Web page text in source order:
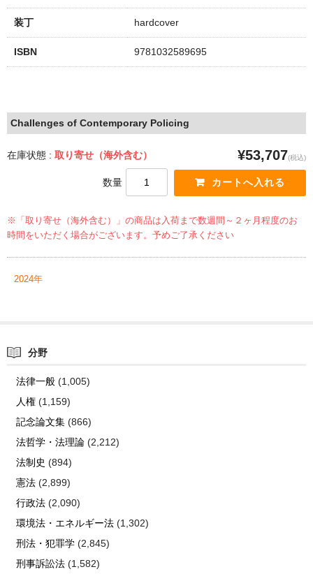
装丁 hardcover
ISBN 9781032589695
Challenges of Contemporary Policing
在庫状態 : 取り寄せ（海外含む） ¥53,707(税込)
数量
※「取り寄せ（海外含む）」の商品は入荷まで数週間～２ヶ月程度のお
時間をいただく場合がございます。予めご了承ください
2024年
分野
法律一般(1,005)
人権(1,159)
記念論文集(866)
法哲学・法理論(2,212)
法制史 (894)
憲法(2,899)
行政法(2,090)
環境法・エネルギー法(1,302)
刑法・犯罪学(2,845)
刑事訴訟法(1,582)